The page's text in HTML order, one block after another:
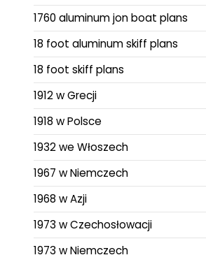
1760 aluminum jon boat plans
18 foot aluminum skiff plans
18 foot skiff plans
1912 w Grecji
1918 w Polsce
1932 we Włoszech
1967 w Niemczech
1968 w Azji
1973 w Czechosłowacji
1973 w Niemczech